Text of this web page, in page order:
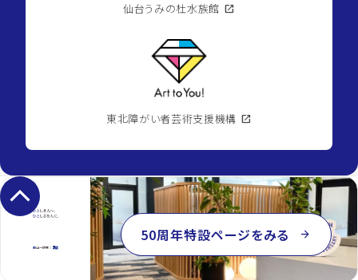
仙台うみの杜水族館 open_in_new
東北障がい者芸術支援機構 open_in_new
keyboard_arrow_up
50周年特設ページをみる arrow_forward